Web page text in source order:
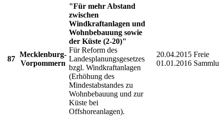
87
Mecklenburg-
Vorpommern
"Für mehr Abstand
zwischen
Windkraftanlagen und
Wohnbebauung sowie
der Küste (2-20)"
Für Reform des
Landesplanungsgesetzes
bzgl. Windkraftanlagen
(Erhöhung des
Mindestabstandes zu
Wohnbebauung und zur
Küste bei
Offshoreanlagen).
20.04.2015
01.01.2016
Freie